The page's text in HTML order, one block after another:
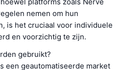
nemen om hun
is het cruciaal voor individuele
en voorzichtig te zijn.
gebruikt?
een geautomatiseerde market